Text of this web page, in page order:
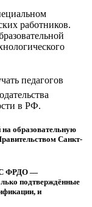
работников.
педагогов
в РФ.
образовательную
Санкт-
ФРДО —
подтверждённые
и